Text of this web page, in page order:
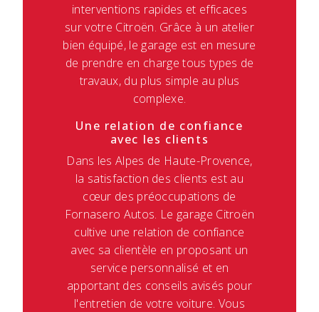
interventions rapides et efficaces
sur votre Citroën. Grâce à un atelier
bien équipé, le garage est en mesure
de prendre en charge tous types de
travaux, du plus simple au plus
complexe.
Une relation de confiance
avec les clients
Dans les Alpes de Haute-Provence,
la satisfaction des clients est au
cœur des préoccupations de
Fornasero Autos. Le garage Citroën
cultive une relation de confiance
avec sa clientèle en proposant un
service personnalisé et en
apportant des conseils avisés pour
l'entretien de votre voiture. Vous